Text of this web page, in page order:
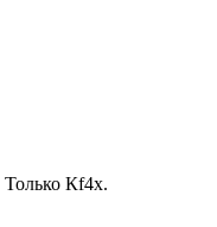
Только Кf4х.